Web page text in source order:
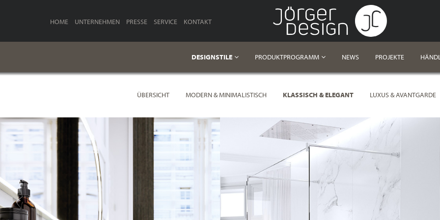
HOME UNTERNEHMEN PRESSE SERVICE KONTAKT
DESIGNSTILE PRODUKTPROGRAMM NEWS PROJEKTE
ÜBERSICHT MODERN & MINIMALISTISCH KLASSISCH & ELEGANT LUXUS & AVANTGARDE